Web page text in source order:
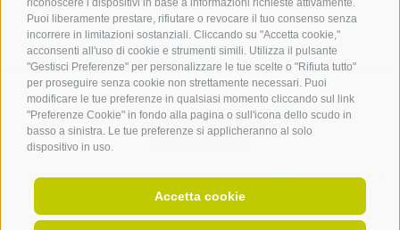
Puoi liberamente prestare, rifiutare o revocare il tuo consenso senza
incorrere in limitazioni sostanziali. Cliccando su "Accetta cookie,"
acconsenti all'uso di cookie e strumenti simili. Utilizza il pulsante
"Gestisci Preferenze" per personalizzare le tue scelte o "Rifiuta tutto"
per proseguire senza cookie non strettamente necessari. Puoi
modificare le tue preferenze in qualsiasi momento cliccando sul link
"Preferenze Cookie" in fondo alla pagina o sull'icona dello scudo in
basso a sinistra. Le tue preferenze si applicheranno al solo
dispositivo in uso.
Accetta cookie
ARRIVO